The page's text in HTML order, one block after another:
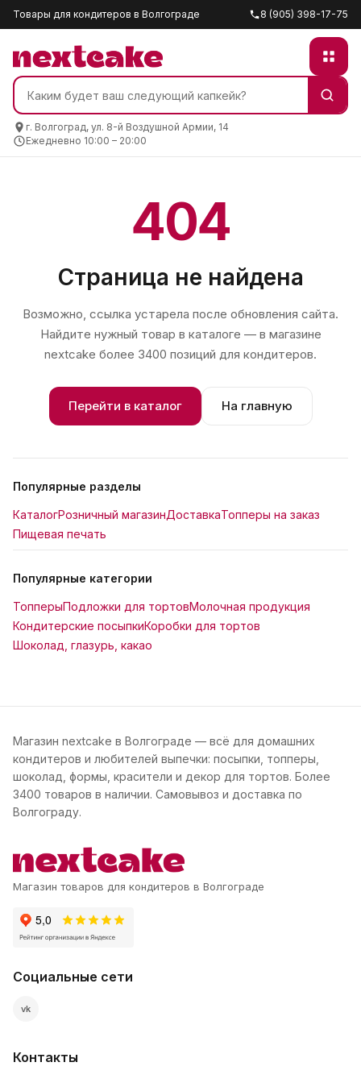
Товары для кондитеров в Волгограде 8 (905) 398-17-75
г. Волгоград, ул. 8-й Воздушной Армии, 14
Ежедневно 10:00 – 20:00
404
Страница не найдена
Возможно, ссылка устарела после обновления сайта.
Найдите нужный товар в каталоге — в магазине
nextcake более 3400 позиций для кондитеров.
Перейти в каталог На главную
Популярные разделы
КаталогРозничный магазинДоставкаТопперы на заказ
Пищевая печать
Популярные категории
ТопперыПодложки для тортовМолочная продукция
Кондитерские посыпкиКоробки для тортов
Шоколад, глазурь, какао
Магазин nextcake в Волгограде — всё для домашних
кондитеров и любителей выпечки: посыпки, топперы,
шоколад, формы, красители и декор для тортов. Более
3400 товаров в наличии. Самовывоз и доставка по
Волгограду.
Магазин товаров для кондитеров в Волгограде
Социальные сети
vk
Контакты